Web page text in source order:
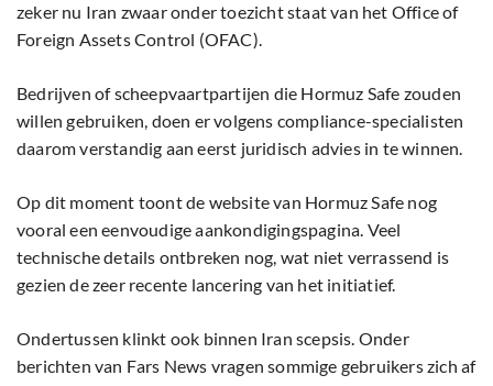
zeker nu Iran zwaar onder toezicht staat van het Office of
Foreign Assets Control (OFAC).
Bedrijven of scheepvaartpartijen die Hormuz Safe zouden
willen gebruiken, doen er volgens compliance-specialisten
daarom verstandig aan eerst juridisch advies in te winnen.
Op dit moment toont de website van Hormuz Safe nog
vooral een eenvoudige aankondigingspagina. Veel
technische details ontbreken nog, wat niet verrassend is
gezien de zeer recente lancering van het initiatief.
Ondertussen klinkt ook binnen Iran scepsis. Onder
berichten van Fars News vragen sommige gebruikers zich af